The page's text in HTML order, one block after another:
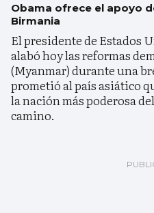
Obama ofrece el apoyo
Birmania
El presidente de Estados
alabó hoy las reformas
(Myanmar) durante una
prometió al país asiático
la nación más poderosa
camino.